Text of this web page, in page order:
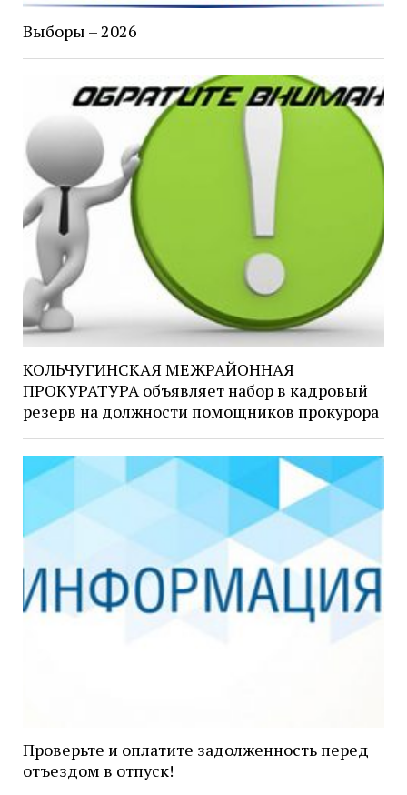
Выборы – 2026
КОЛЬЧУГИНСКАЯ МЕЖРАЙОННАЯ
ПРОКУРАТУРА объявляет набор в кадровый
резерв на должности помощников прокурора
Проверьте и оплатите задолженность перед
отъездом в отпуск!